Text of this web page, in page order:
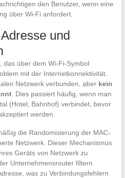
den Benutzer, wenn eine
über Wi-Fi anfordert.
und
das über dem Wi-Fi-Symbol
mit der Internetkonnektivität.
Netzwerk verbunden, aber kein
. Dies passiert häufig, wenn man
(Hotel, Bahnhof) verbindet, bevor
werden.
die Randomisierung der MAC-
Netzwerk. Dieser Mechanismus
Geräts von Netzwerk zu
Unternehmensrouter filtern
was zu Verbindungsfehlern